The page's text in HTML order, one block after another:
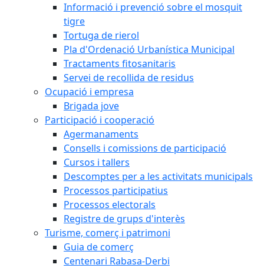
Informació i prevenció sobre el mosquit
tigre
Tortuga de rierol
Pla d'Ordenació Urbanística Municipal
Tractaments fitosanitaris
Servei de recollida de residus
Ocupació i empresa
Brigada jove
Participació i cooperació
Agermanaments
Consells i comissions de participació
Cursos i tallers
Descomptes per a les activitats municipals
Processos participatius
Processos electorals
Registre de grups d'interès
Turisme, comerç i patrimoni
Guia de comerç
Centenari Rabasa-Derbi